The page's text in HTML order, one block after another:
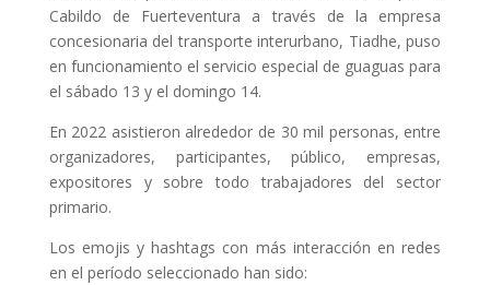
Cabildo de Fuerteventura a través de la empresa
concesionaria del transporte interurbano, Tiadhe, puso
en funcionamiento el servicio especial de guaguas para
el sábado 13 y el domingo 14.
En 2022 asistieron alrededor de 30 mil personas, entre
organizadores, participantes, público, empresas,
expositores y sobre todo trabajadores del sector
primario.
Los emojis y hashtags con más interacción en redes
en el período seleccionado han sido: